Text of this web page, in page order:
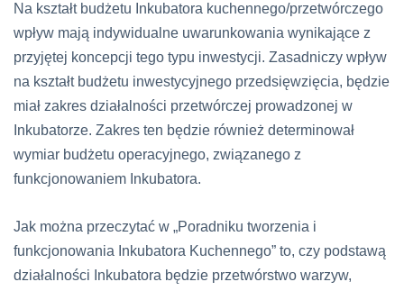
Na kształt budżetu Inkubatora kuchennego/przetwórczego
wpływ mają indywidualne uwarunkowania wynikające z
przyjętej koncepcji tego typu inwestycji. Zasadniczy wpływ
na kształt budżetu inwestycyjnego przedsięwzięcia, będzie
miał zakres działalności przetwórczej prowadzonej w
Inkubatorze. Zakres ten będzie również determinował
wymiar budżetu operacyjnego, związanego z
funkcjonowaniem Inkubatora.
Jak można przeczytać w „Poradniku tworzenia i
funkcjonowania Inkubatora Kuchennego” to, czy podstawą
działalności Inkubatora będzie przetwórstwo warzyw,